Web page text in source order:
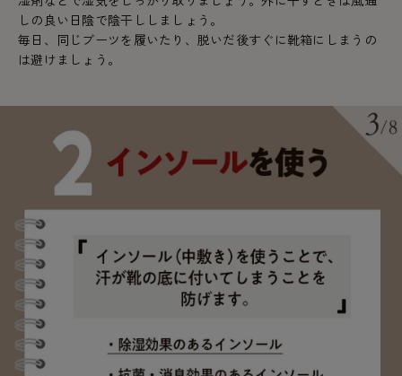
しの良い日陰で陰干ししましょう。
毎日、同じブーツを履いたり、脱いだ後すぐに靴箱にしまうの
は避けましょう。